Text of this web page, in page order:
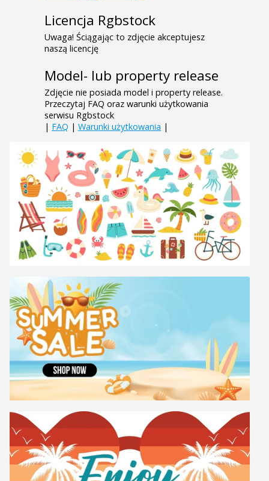
Licencja Rgbstock
Uwaga! Ściągając to zdjęcie akceptujesz
naszą licencję
Model- lub property release
Zdjęcie nie posiada model i property release.
Przeczytaj FAQ oraz warunki użytkowania
serwisu Rgbstock
| FAQ | Warunki użytkowania |